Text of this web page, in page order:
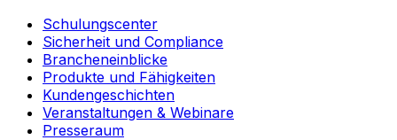
Schulungscenter
Sicherheit und Compliance
Brancheneinblicke
Produkte und Fähigkeiten
Kundengeschichten
Veranstaltungen & Webinare
Presseraum